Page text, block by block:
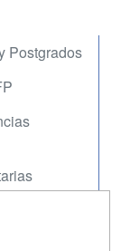
Postgrados